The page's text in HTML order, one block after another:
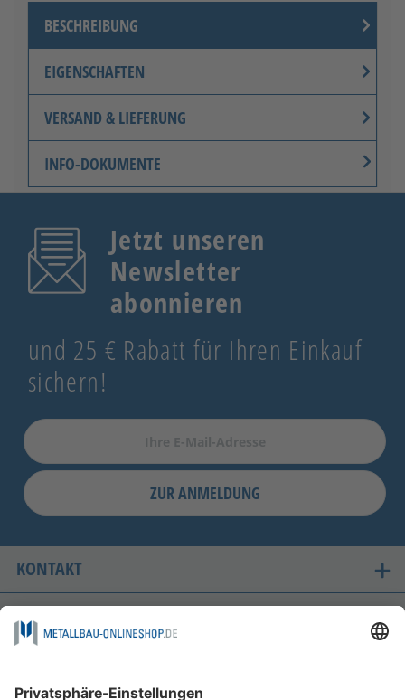
BESCHREIBUNG
EIGENSCHAFTEN
VERSAND & LIEFERUNG
INFO-DOKUMENTE
Jetzt unseren
Newsletter
abonnieren
und 25 € Rabatt für Ihren Einkauf
sichern!
ZUR ANMELDUNG
KONTAKT
UNSERE LIEFERLÄNDER